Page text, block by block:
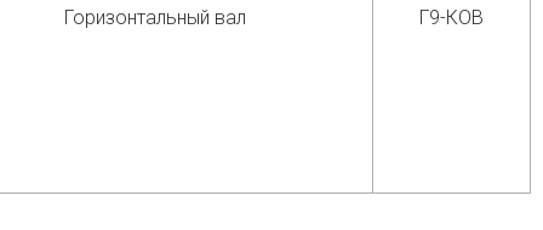
Горизонтальный вал Г9-КОВ